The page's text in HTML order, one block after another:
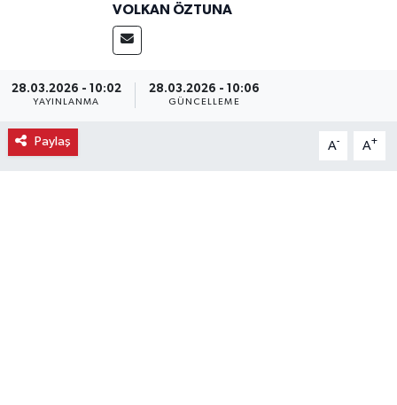
VOLKAN ÖZTUNA
28.03.2026 - 10:02
YAYINLANMA
28.03.2026 - 10:06
GÜNCELLEME
Paylaş A- A+
Tüm Manşetler